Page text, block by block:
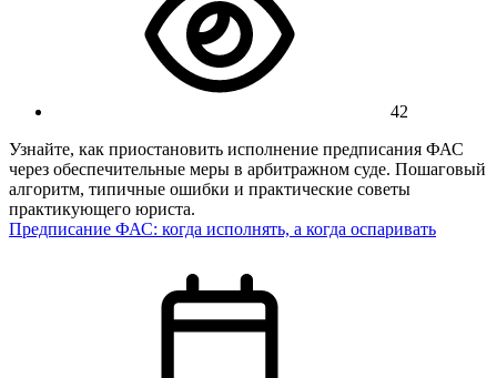
42
Узнайте, как приостановить исполнение предписания ФАС
через обеспечительные меры в арбитражном суде. Пошаговый
алгоритм, типичные ошибки и практические советы
практикующего юриста.
Предписание ФАС: когда исполнять, а когда оспаривать